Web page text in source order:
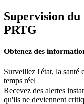
Supervision du
PRTG
Obtenez des
Surveillez l'état, la santé
temps réel
Recevez des alertes
qu'ils ne deviennent